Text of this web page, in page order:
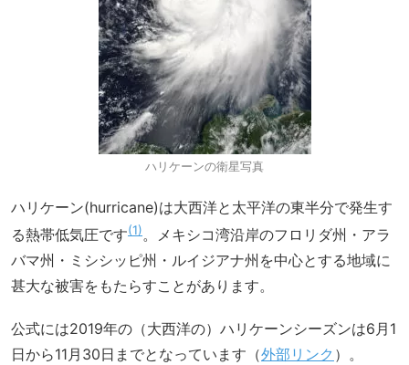
ハリケーンの衛星写真
ハリケーン(hurricane)は大西洋と太平洋の東半分で発生す
る熱帯低気圧です 1 。メキシコ湾沿岸のフロリダ州・アラ
バマ州・ミシシッピ州・ルイジアナ州を中心とする地域に
甚大な被害をもたらすことがあります。
公式には2019年の（大西洋の）ハリケーンシーズンは6月1
日から11月30日までとなっています（外部リンク ）。